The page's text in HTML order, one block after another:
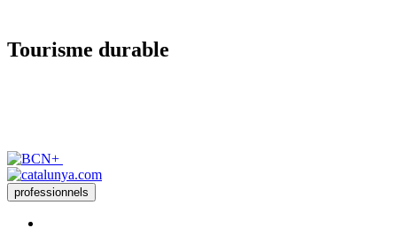
Tourisme durable
professionnels